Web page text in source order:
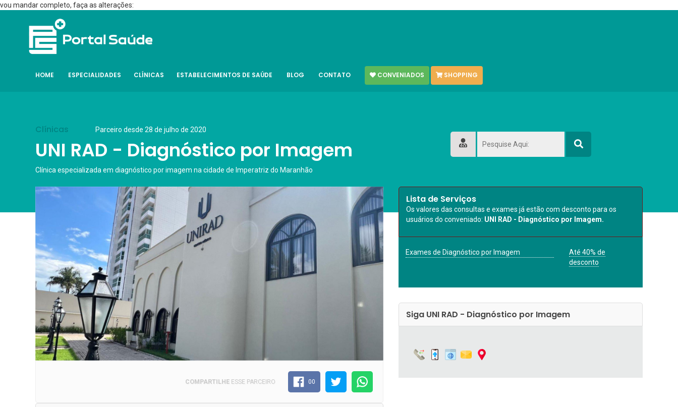
vou mandar completo, faça as alterações:
HOME ESPECIALIDADES CLÍNICAS ESTABELECIMENTOS DE SAÚDE BLOG CONTATO CONVENIADOS SHOPPING
Clínicas Parceiro desde 28 de julho de 2020
UNI RAD - Diagnóstico por Imagem
Clínica especializada em diagnóstico por imagem na cidade de Imperatriz do Maranhão
COMPARTILHEESSE PARCEIRO 00
Lista de Serviços
Os valores das consultas e exames já estão com desconto para os
usuários do conveniado: UNI RAD - Diagnóstico por Imagem.
Exames de Diagnóstico por Imagem
Até 40% de
desconto
Siga UNI RAD - Diagnóstico por Imagem